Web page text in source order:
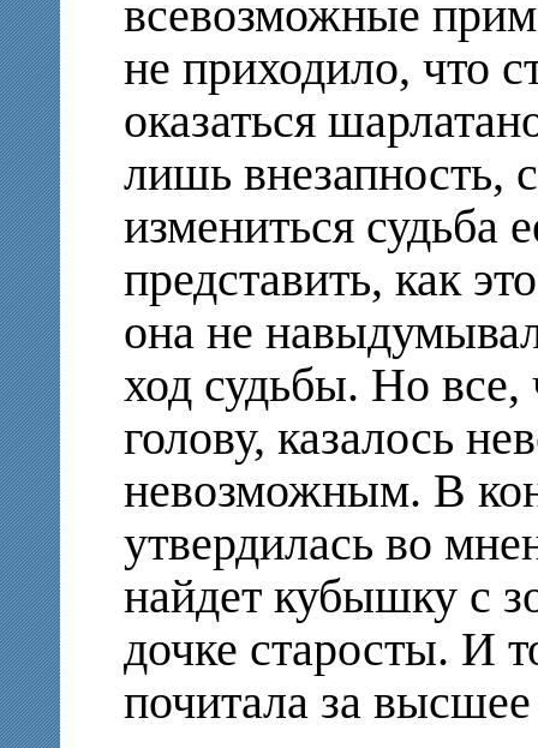
всевозможные
не приходило, что
оказаться
лишь внезапность,
измениться судьба
представить, как
она не
ход судьбы. Но все,
голову, казалось
невозможным. В
утвердилась во
найдет кубышку с
дочке старосты. И
почитала за